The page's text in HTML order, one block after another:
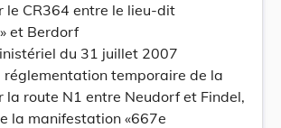
le CR364 entre le lieu-dit
et Berdorf
du 31 juillet 2007
réglementation temporaire de la
la route N1 entre Neudorf et Findel,
la manifestation «667e